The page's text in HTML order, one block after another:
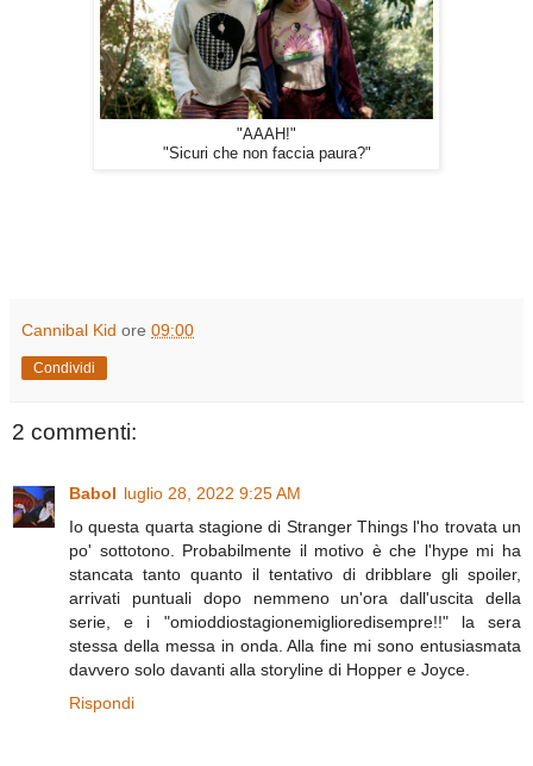
"AAAH!"
"Sicuri che non faccia paura?"
Cannibal Kid ore 09:00
Condividi
2 commenti:
Babol luglio 28, 2022 9:25 AM
Io questa quarta stagione di Stranger Things l'ho trovata un
po' sottotono. Probabilmente il motivo è che l'hype mi ha
stancata tanto quanto il tentativo di dribblare gli spoiler,
arrivati puntuali dopo nemmeno un'ora dall'uscita della
serie, e i "omioddiostagionemiglioredisempre!!" la sera
stessa della messa in onda. Alla fine mi sono entusiasmata
davvero solo davanti alla storyline di Hopper e Joyce.
Rispondi